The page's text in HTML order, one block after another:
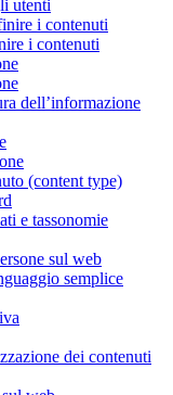
utenti
i contenuti
i contenuti
dell’informazione
(content type)
e tassonomie
sul web
semplice
dei contenuti